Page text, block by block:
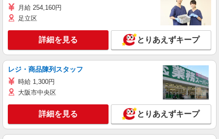
月給 254,160円
足立区
詳細を見る とりあえずキープ
レジ・商品陳列スタッフ
時給 1,300円
大阪市中央区
詳細を見る とりあえずキープ